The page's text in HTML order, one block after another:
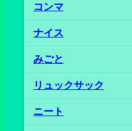
コンマ
ナイス
みごと
リュックサック
ニート